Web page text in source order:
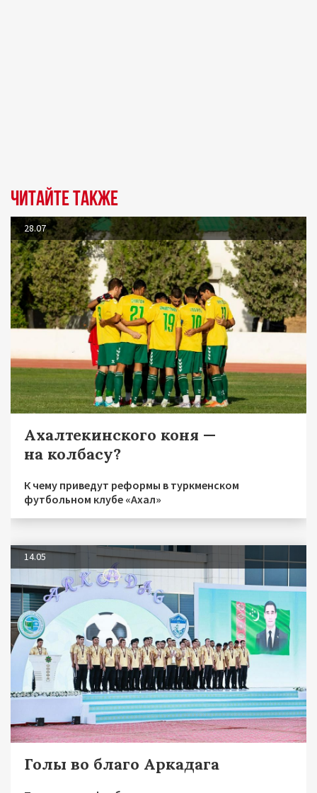
Читайте также
28.07
Ахалтекинского коня —
на колбасу?
К чему приведут реформы в туркменском
футбольном клубе «Ахал»
14.05
Голы во благо Аркадага